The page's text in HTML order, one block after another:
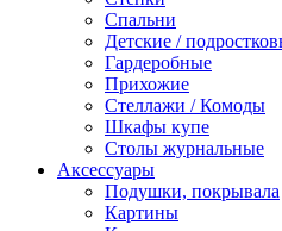
Спальни
Детские /
Гардеробные
Прихожие
Стеллажи / Комоды
Шкафы купе
Столы журнальные
Аксессуары
Подушки, покрывала
Картины